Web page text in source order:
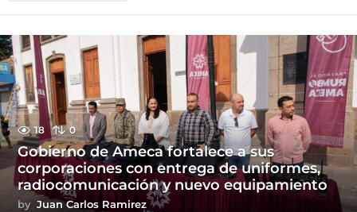
18 0
Gobierno de Ameca fortalece a sus
corporaciones con entrega de uniformes,
radiocomunicación y nuevo equipamiento
by Juan Carlos Ramirez